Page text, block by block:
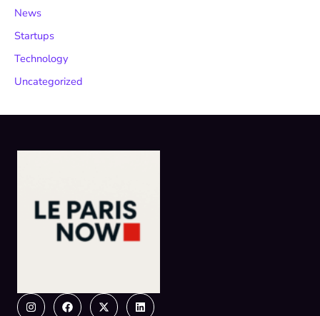
News
Startups
Technology
Uncategorized
InstagramFacebook
X-
twitter
Linkedin